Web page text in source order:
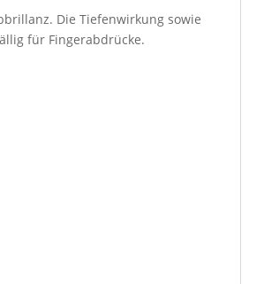
Die Tiefenwirkung sowie
für Fingerabdrücke.